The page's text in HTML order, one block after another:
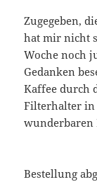
Zugegeben,
hat mir nicht
Woche noch
Gedanken
Kaffee durch
Filterhalter in
wunderbaren
Bestellung